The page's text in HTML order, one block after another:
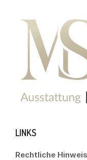
LINKS
Rechtliche